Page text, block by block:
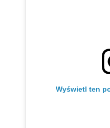
Wyświetl ten